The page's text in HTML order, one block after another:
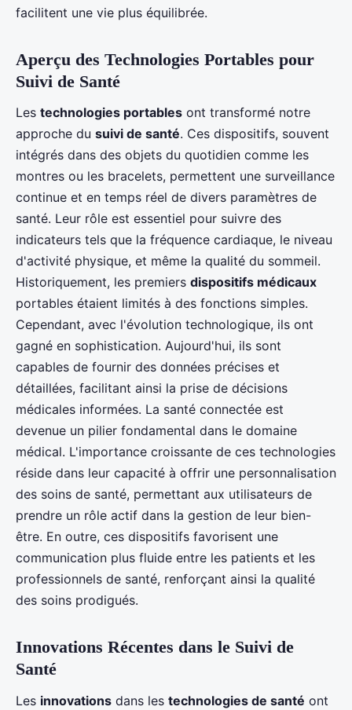
facilitent une vie plus équilibrée.
Aperçu des Technologies Portables pour
Suivi de Santé
Les technologies portables ont transformé notre
approche du suivi de santé. Ces dispositifs, souvent
intégrés dans des objets du quotidien comme les
montres ou les bracelets, permettent une surveillance
continue et en temps réel de divers paramètres de
santé. Leur rôle est essentiel pour suivre des
indicateurs tels que la fréquence cardiaque, le niveau
d'activité physique, et même la qualité du sommeil.
Historiquement, les premiers dispositifs médicaux
portables étaient limités à des fonctions simples.
Cependant, avec l'évolution technologique, ils ont
gagné en sophistication. Aujourd'hui, ils sont
capables de fournir des données précises et
détaillées, facilitant ainsi la prise de décisions
médicales informées. La santé connectée est
devenue un pilier fondamental dans le domaine
médical. L'importance croissante de ces technologies
réside dans leur capacité à offrir une personnalisation
des soins de santé, permettant aux utilisateurs de
prendre un rôle actif dans la gestion de leur bien-
être. En outre, ces dispositifs favorisent une
communication plus fluide entre les patients et les
professionnels de santé, renforçant ainsi la qualité
des soins prodigués.
Innovations Récentes dans le Suivi de
Santé
Les innovations dans les technologies de santé ont